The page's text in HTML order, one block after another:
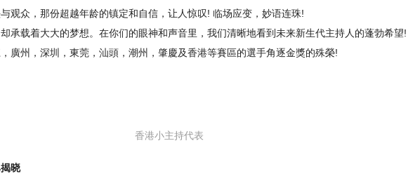
观众，那份超越年龄的镇定和自信，让人惊叹! 临场应变，妙语连珠!
承载着大大的梦想。在你们的眼神和声音里，我们清晰地看到未来新生代主持人的蓬勃希望!
廣州，深圳，東莞，汕頭，潮州，肇慶及香港等賽區的選手角逐金獎的殊榮!
香港小主持代表
晓